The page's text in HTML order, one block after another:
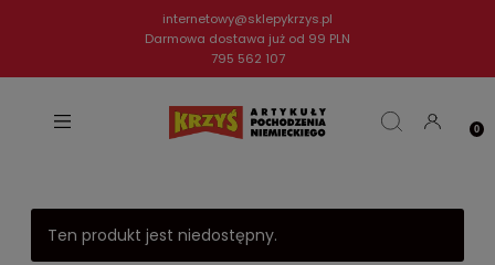
internetowy@sklepykrzys.pl
Darmowa dostawa już od 99 PLN
795 562 107
Ten produkt jest niedostępny.